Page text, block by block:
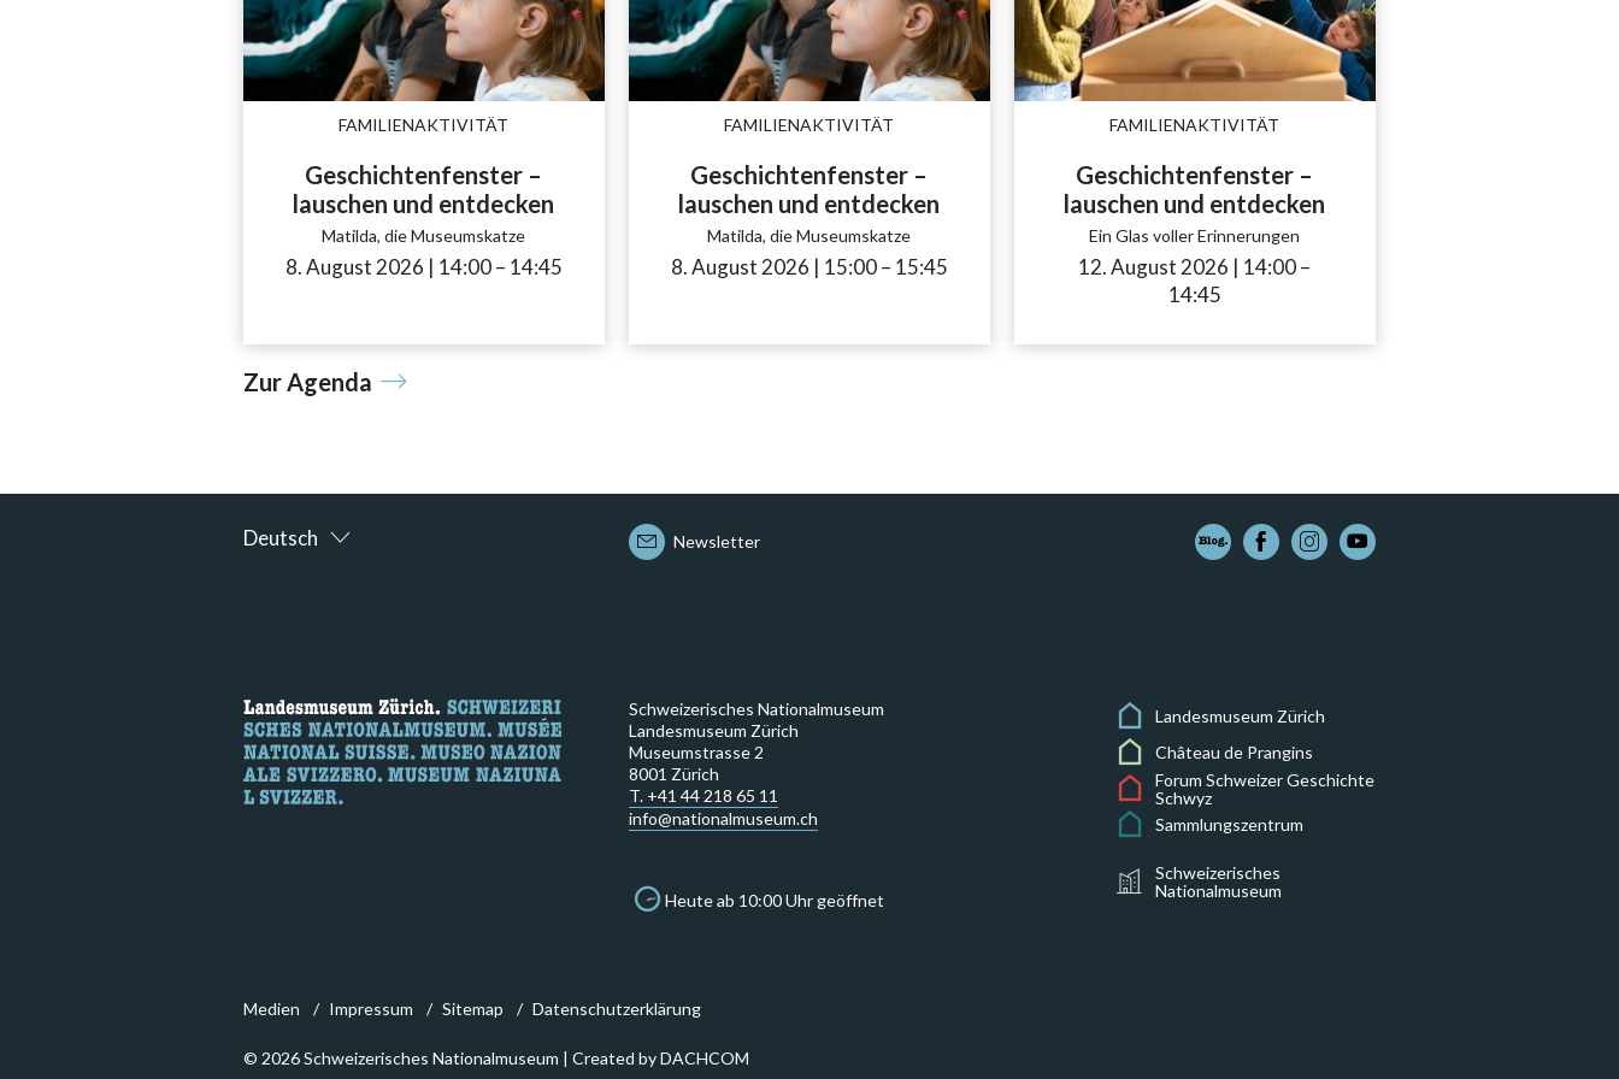
FAMILIENAKTIVITÄT
Geschichtenfenster –
lauschen und entdecken
Matilda, die Museumskatze
8. August 2026 | 14:00accessibility.time_to
– 14:45
FAMILIENAKTIVITÄT
Geschichtenfenster –
lauschen und entdecken
Matilda, die Museumskatze
8. August 2026 | 15:00accessibility.time_to
– 15:45
FAMILIENAKTIVITÄT
Geschichtenfenster –
lauschen und entdecken
Ein Glas voller Erinnerungen
12. August 2026 | 14:00accessibility.time_to
–
14:45
Zur Agenda
Deutsch Newsletter
Schweizerisches Nationalmuseum
Landesmuseum Zürich
Museumstrasse 2
8001 Zürich
T. +41 44 218 65 11
info@nationalmuseum.ch
Heute ab 10:00 Uhr geöffnet
Landesmuseum Zürich
Château de Prangins
Forum Schweizer Geschichte
Schwyz
Sammlungszentrum
Schweizerisches
Nationalmuseum
Medien Impressum Sitemap Datenschutzerklärung
© 2026 Schweizerisches Nationalmuseum | Created byDACHCOM